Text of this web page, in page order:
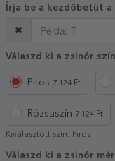
Írja be a kezdőbetűt a
Válaszd ki a zsinór
Piros 7 124 Ft
Rózsaszín 7 124 Ft
Kiválasztott szín: Piros
Válaszd ki a zsinór